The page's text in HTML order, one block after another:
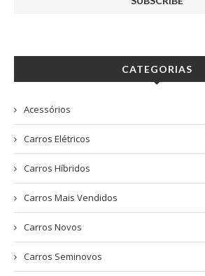
CATEGORIAS
Acessórios
Carros Elétricos
Carros Híbridos
Carros Mais Vendidos
Carros Novos
Carros Seminovos